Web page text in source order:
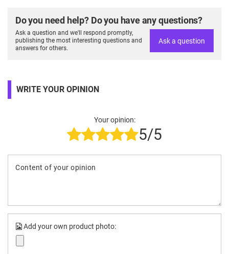
Do you need help? Do you have any questions?
Ask a question and we'll respond promptly,
publishing the most interesting questions and
answers for others.
Ask a question
WRITE YOUR OPINION
Your opinion:
5/5
Content of your opinion
Add your own product photo: